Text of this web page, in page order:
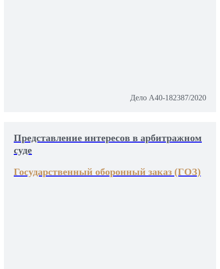
Дело А40-182387/2020
Представление интересов в арбитражном
суде
Государственный оборонный заказ (ГОЗ)